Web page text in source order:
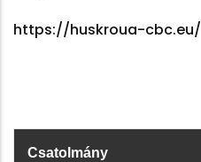
https://huskroua-cbc.eu/
Csatolmány